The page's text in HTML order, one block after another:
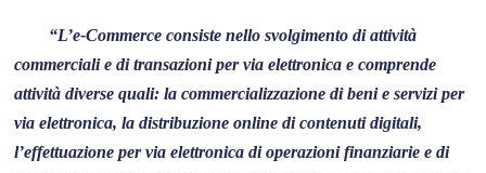
“L’e-Commerce consiste nello svolgimento di attività
commerciali e di transazioni per via elettronica e comprende
attività diverse quali: la commercializzazione di beni e servizi per
via elettronica, la distribuzione online di contenuti digitali,
l’effettuazione per via elettronica di operazioni finanziarie e di